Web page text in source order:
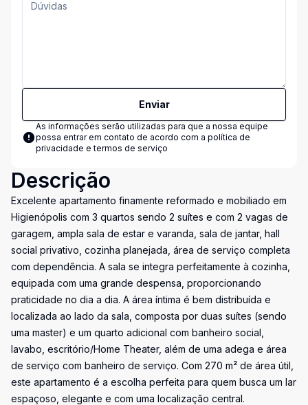
Enviar
As informações serão utilizadas para que a nossa equipe
possa entrar em contato de acordo com a política de
privacidade e termos de serviço
Descrição
Excelente apartamento finamente reformado e mobiliado em
Higienópolis com 3 quartos sendo 2 suítes e com 2 vagas de
garagem, ampla sala de estar e varanda, sala de jantar, hall
social privativo, cozinha planejada, área de serviço completa
com dependência. A sala se integra perfeitamente à cozinha,
equipada com uma grande despensa, proporcionando
praticidade no dia a dia. A área íntima é bem distribuída e
localizada ao lado da sala, composta por duas suítes (sendo
uma master) e um quarto adicional com banheiro social,
lavabo, escritório/Home Theater, além de uma adega e área
de serviço com banheiro de serviço. Com 270 m² de área útil,
este apartamento é a escolha perfeita para quem busca um lar
espaçoso, elegante e com uma localização central.